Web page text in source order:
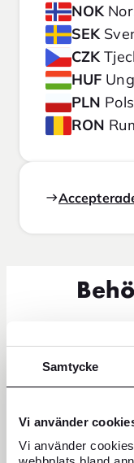
Samtycke
Vi använder
Vi använder
NOK
SEK
CZK
HUF
PLN
RON